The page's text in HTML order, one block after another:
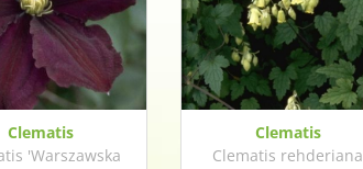
Clematis
'Warszawska
Clematis
Clematis rehderiana